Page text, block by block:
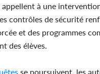
à une
contrôles de sécurité
et des programmes
des élèves.
se poursuivent, les